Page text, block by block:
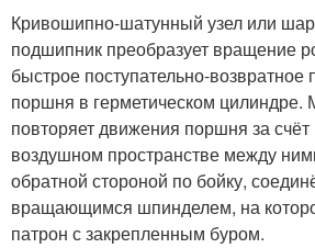
Кривошипно-шатунный узел или
подшипник преобразует вращение
быстрое поступательно-
поршня в герметическом цилиндре.
повторяет движения поршня за
воздушном пространстве между
обратной стороной по бойку,
вращающимся шпинделем, на
патрон с закрепленным буром.